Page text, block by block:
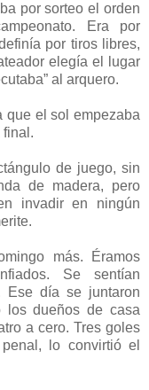
por sorteo el orden
Era por
por tiros libres,
elegía el lugar
al arquero.
que el sol empezaba
final.
de juego, sin
de madera, pero
invadir en ningún
más. Éramos
Se sentían
Ese día se juntaron
los dueños de casa
a cero. Tres goles
lo convirtió el